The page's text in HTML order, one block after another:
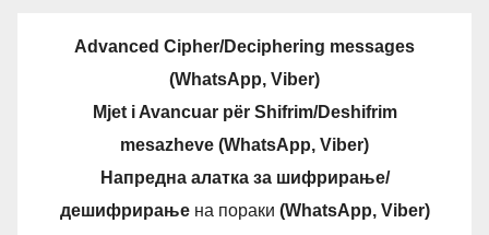
Advanced Cipher/Deciphering messages
(WhatsApp, Viber)
Mjet i Avancuar për Shifrim/Deshifrim
mesazheve (WhatsApp, Viber)
Напредна алатка за шифрирање/
дешифрирањена пораки (WhatsApp, Viber)